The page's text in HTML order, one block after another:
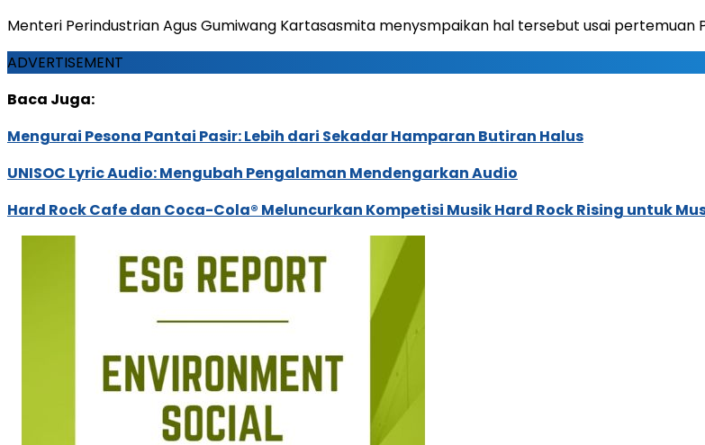
Menteri Perindustrian Agus Gumiwang Kartasasmita menysmpaikan hal tersebut usai pertemuan
ADVERTISEMENT
Baca Juga:
Mengurai Pesona Pantai Pasir: Lebih dari Sekadar Hamparan Butiran Halus
UNISOC Lyric Audio: Mengubah Pengalaman Mendengarkan Audio
Hard Rock Cafe dan Coca-Cola® Meluncurkan Kompetisi Musik Hard Rock Rising untuk